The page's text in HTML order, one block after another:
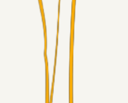
for samlet 6 mio Euro
næste offensive brik? 🤔💛💙